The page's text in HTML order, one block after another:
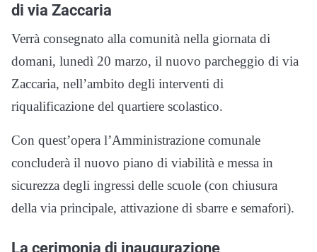
di via Zaccaria
Verrà consegnato alla comunità nella giornata di
domani, lunedì 20 marzo, il nuovo parcheggio di via
Zaccaria, nell’ambito degli interventi di
riqualificazione del quartiere scolastico.
Con quest’opera l’Amministrazione comunale
concluderà il nuovo piano di viabilità e messa in
sicurezza degli ingressi delle scuole (con chiusura
della via principale, attivazione di sbarre e semafori).
La cerimonia di inaugurazione